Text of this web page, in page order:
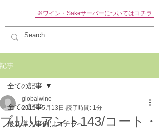
※ワイン・Sakeサーバーについてはコチラ
記事
全ての記事
最新導入事例はコチラへ
全ての記事
ブリリアント143/コート・
globalwine
2019年5月13日 読了時間: 1分